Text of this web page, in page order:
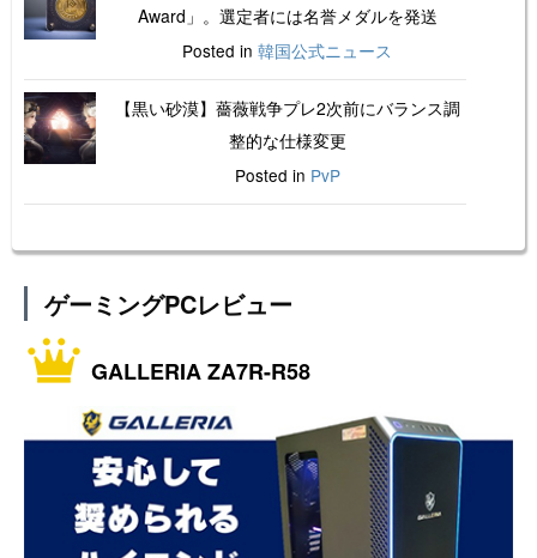
Award」。選定者には名誉メダルを発送
Posted in 韓国公式ニュース
【黒い砂漠】薔薇戦争プレ2次前にバランス調
整的な仕様変更
Posted in PvP
ゲーミングPCレビュー
GALLERIA ZA7R-R58